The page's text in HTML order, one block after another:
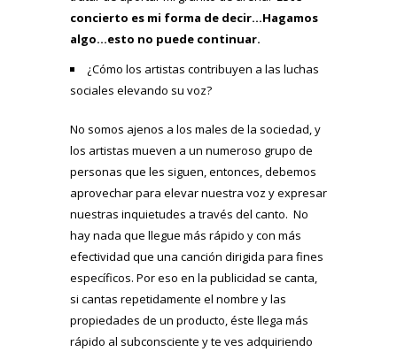
concierto es mi forma de decir…Hagamos
algo…esto no puede continuar.
¿Cómo los artistas contribuyen a las luchas
sociales elevando su voz?
No somos ajenos a los males de la sociedad, y
los artistas mueven a un numeroso grupo de
personas que les siguen, entonces, debemos
aprovechar para elevar nuestra voz y expresar
nuestras inquietudes a través del canto. No
hay nada que llegue más rápido y con más
efectividad que una canción dirigida para fines
específicos. Por eso en la publicidad se canta,
si cantas repetidamente el nombre y las
propiedades de un producto, éste llega más
rápido al subconsciente y te ves adquiriendo